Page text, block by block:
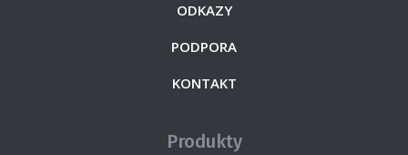
ODKAZY
PODPORA
KONTAKT
Produkty